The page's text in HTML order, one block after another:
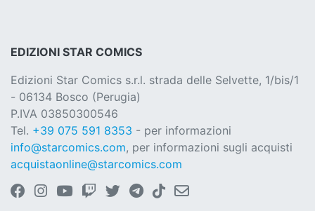
EDIZIONI STAR COMICS
Edizioni Star Comics s.r.l. strada delle Selvette, 1/bis/1
- 06134 Bosco (Perugia)
P.IVA 03850300546
Tel. +39 075 591 8353 - per informazioni
info@starcomics.com, per informazioni sugli acquisti
acquistaonline@starcomics.com